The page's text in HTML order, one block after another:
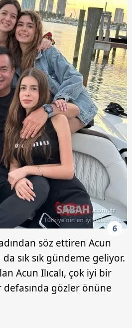
6
söz ettiren Acun
da sık sık gündeme geliyor.
Acun Ilıcalı, çok iyi bir
gözler önüne